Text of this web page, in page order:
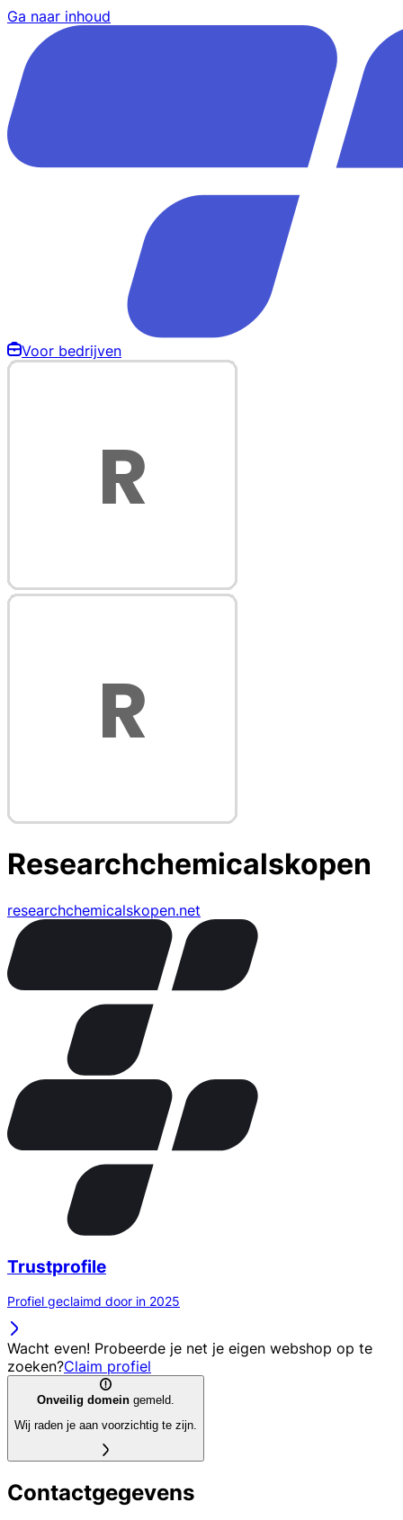
Ga naar inhoud
Voor bedrijven
Researchchemicalskopen
researchchemicalskopen.net
Trustprofile
Profiel geclaimd door in 2025
Wacht even! Probeerde je net je eigen webshop op te
zoeken?Claim profiel
Onveilig domein gemeld.
Wij raden je aan voorzichtig te zijn.
Contactgegevens